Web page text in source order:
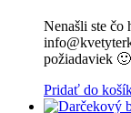
Nenašli ste čo
požiadaviek 🙂
Pridať do